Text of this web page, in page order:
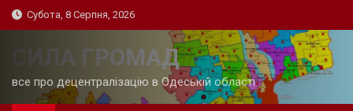
Skip
to
Субота, 8 Серпня, 2026
СИЛА ГРОМАД
все про децентралізацію в Одеській області